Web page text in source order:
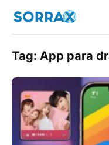
Tag: App para